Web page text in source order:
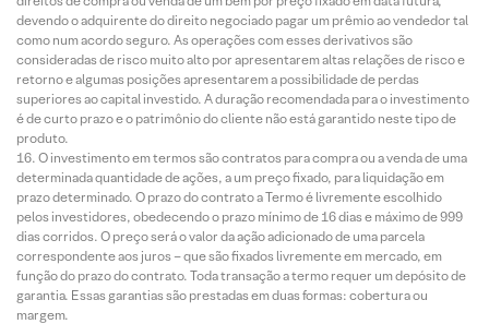
devendo o adquirente do direito negociado pagar um prêmio ao vendedor tal
como num acordo seguro. As operações com esses derivativos são
consideradas de risco muito alto por apresentarem altas relações de risco e
retorno e algumas posições apresentarem a possibilidade de perdas
superiores ao capital investido. A duração recomendada para o investimento
é de curto prazo e o patrimônio do cliente não está garantido neste tipo de
produto.
O investimento em termos são contratos para compra ou a venda de uma
determinada quantidade de ações, a um preço fixado, para liquidação em
prazo determinado. O prazo do contrato a Termo é livremente escolhido
pelos investidores, obedecendo o prazo mínimo de 16 dias e máximo de 999
dias corridos. O preço será o valor da ação adicionado de uma parcela
correspondente aos juros – que são fixados livremente em mercado, em
função do prazo do contrato. Toda transação a termo requer um depósito de
garantia. Essas garantias são prestadas em duas formas: cobertura ou
margem.